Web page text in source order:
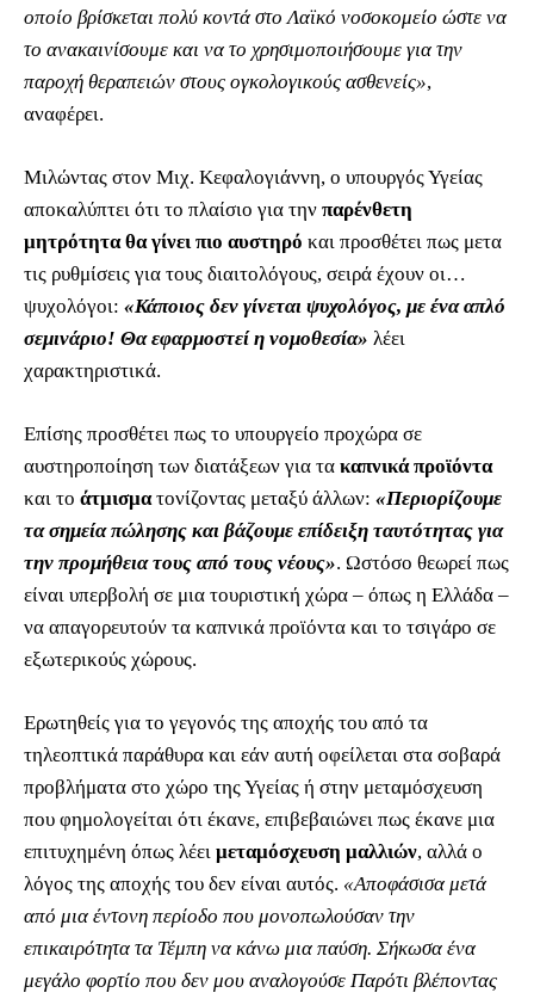
οποίο βρίσκεται πολύ κοντά στο Λαϊκό νοσοκομείο ώστε να
το ανακαινίσουμε και να το χρησιμοποιήσουμε για την
παροχή θεραπειών στους ογκολογικούς ασθενείς»,
αναφέρει.
Μιλώντας στον Μιχ. Κεφαλογιάννη, ο υπουργός Υγείας
αποκαλύπτει ότι το πλαίσιο για την παρένθετη
μητρότητα θα γίνει πιο αυστηρό και προσθέτει πως μετα
τις ρυθμίσεις για τους διαιτολόγους, σειρά έχουν οι…
ψυχολόγοι: «Κάποιος δεν γίνεται ψυχολόγος, με ένα απλό
σεμινάριο! Θα εφαρμοστεί η νομοθεσία» λέει
χαρακτηριστικά.
Επίσης προσθέτει πως το υπουργείο προχώρα σε
αυστηροποίηση των διατάξεων για τα καπνικά προϊόντα
και το άτμισματονίζοντας μεταξύ άλλων: «Περιορίζουμε
τα σημεία πώλησης και βάζουμε επίδειξη ταυτότητας για
την προμήθεια τους από τους νέους». Ωστόσο θεωρεί πως
είναι υπερβολή σε μια τουριστική χώρα – όπως η Ελλάδα –
να απαγορευτούν τα καπνικά προϊόντα και το τσιγάρο σε
εξωτερικούς χώρους.
Ερωτηθείς για το γεγονός της αποχής του από τα
τηλεοπτικά παράθυρα και εάν αυτή οφείλεται στα σοβαρά
προβλήματα στο χώρο της Υγείας ή στην μεταμόσχευση
που φημολογείται ότι έκανε, επιβεβαιώνει πως έκανε μια
επιτυχημένη όπως λέει μεταμόσχευση μαλλιών, αλλά ο
λόγος της αποχής του δεν είναι αυτός. «Αποφάσισα μετά
από μια έντονη περίοδο που μονοπωλούσαν την
επικαιρότητα τα Τέμπη να κάνω μια παύση. Σήκωσα ένα
μεγάλο φορτίο που δεν μου αναλογούσε Παρότι βλέποντας